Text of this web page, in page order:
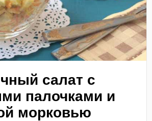
салат с
палочками и
морковью